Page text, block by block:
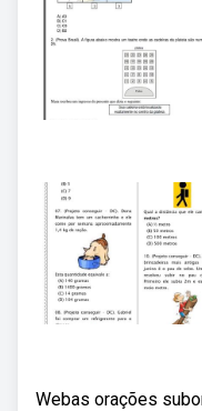
Webas orações